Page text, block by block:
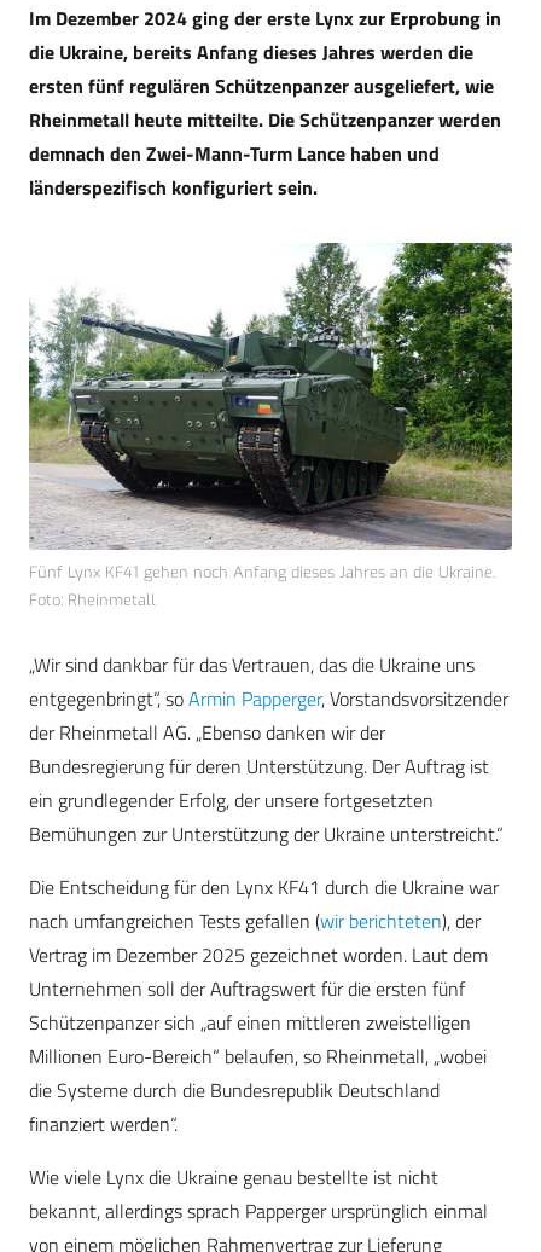
Im Dezember 2024 ging der erste Lynx zur Erprobung in
die Ukraine, bereits Anfang dieses Jahres werden die
ersten fünf regulären Schützenpanzer ausgeliefert, wie
Rheinmetall heute mitteilte. Die Schützenpanzer werden
demnach den Zwei-Mann-Turm Lance haben und
länderspezifisch konfiguriert sein.
Fünf Lynx KF41 gehen noch Anfang dieses Jahres an die Ukraine.
Foto: Rheinmetall
„Wir sind dankbar für das Vertrauen, das die Ukraine uns
entgegenbringt“, soArmin Papperger, Vorstandsvorsitzender
der Rheinmetall AG. „Ebenso danken wir der
Bundesregierung für deren Unterstützung. Der Auftrag ist
ein grundlegender Erfolg, der unsere fortgesetzten
Bemühungen zur Unterstützung der Ukraine unterstreicht.“
Die Entscheidung für den Lynx KF41 durch die Ukraine war
nach umfangreichen Tests gefallen (wir berichteten), der
Vertrag im Dezember 2025 gezeichnet worden. Laut dem
Unternehmen soll der Auftragswert für die ersten fünf
Schützenpanzer sich „auf einen mittleren zweistelligen
Millionen Euro-Bereich“ belaufen, so Rheinmetall, „wobei
die Systeme durch die Bundesrepublik Deutschland
finanziert werden“.
Wie viele Lynx die Ukraine genau bestellte ist nicht
bekannt, allerdings sprach Papperger ursprünglich einmal
von einem möglichen Rahmenvertrag zur Lieferung